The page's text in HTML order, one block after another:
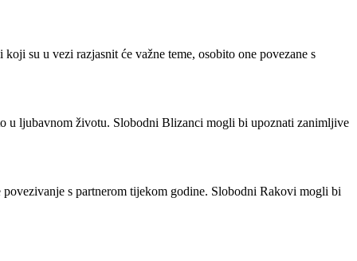
su u vezi razjasnit će važne teme, osobito one povezane s
u ljubavnom životu. Slobodni Blizanci mogli bi upoznati zanimljive
s partnerom tijekom godine. Slobodni Rakovi mogli bi